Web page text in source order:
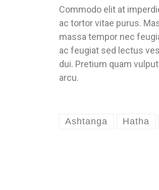
Commodo elit at
ac tortor vitae purus.
massa tempor nec
ac feugiat sed lectus
dui. Pretium quam
arcu.
Ashtanga Hatha